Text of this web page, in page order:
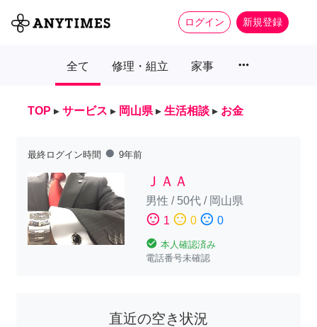
ログイン 新規登録
全て 修理・組立 家事 more_horiz
TOP ▸ サービス ▸ 岡山県 ▸ 生活相談 ▸ お金
最終ログイン時間 fiber_manual_record 9年前
ＪＡＡ
男性 / 50代/ 岡山県
sentiment_satisfied 1 sentiment_neutral 0 sentiment_dissatisfied 0
check_circle 本人確認済み
電話番号未確認
直近の空き状況